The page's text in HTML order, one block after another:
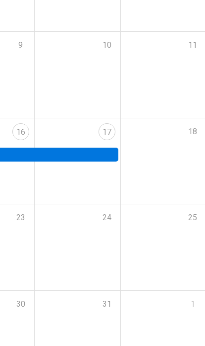
9 10 11
16 17 18
23 24 25
30 31 1